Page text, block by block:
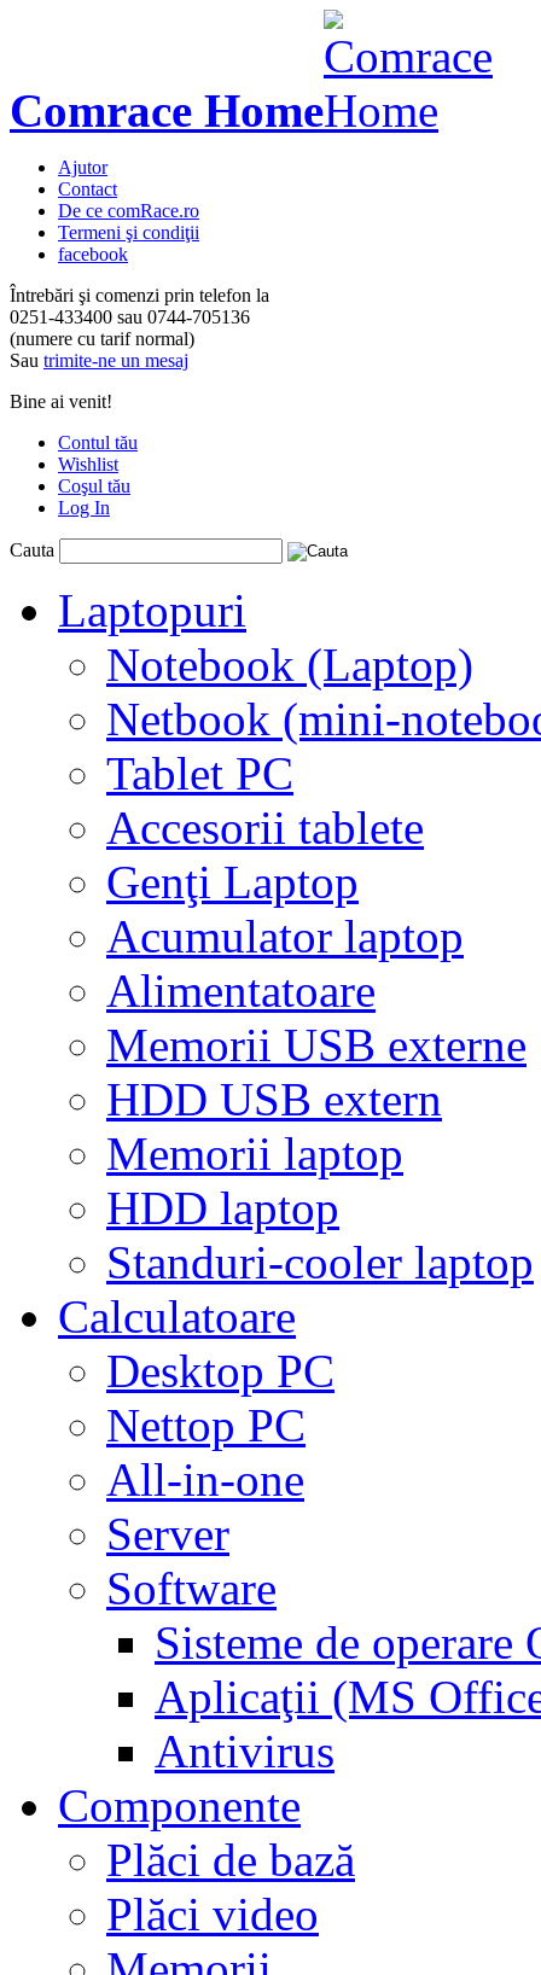
Comrace Home
Ajutor
Contact
De ce comRace.ro
Termeni şi condiţii
facebook
Întrebări şi comenzi prin telefon la
0251-433400 sau 0744-705136
(numere cu tarif normal)
Sau trimite-ne un mesaj
Bine ai venit!
Contul tău
Wishlist
Coşul tău
Log In
Cauta
Laptopuri
Notebook (Laptop)
Netbook (mini-
Tablet PC
Accesorii tablete
Genţi Laptop
Acumulator laptop
Alimentatoare
Memorii USB externe
HDD USB extern
Memorii laptop
HDD laptop
Standuri-cooler laptop
Calculatoare
Desktop PC
Nettop PC
All-in-one
Server
Software
Sisteme de operare
Aplicaţii (MS
Antivirus
Componente
Plăci de bază
Plăci video